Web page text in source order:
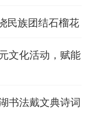
民族团结石榴花
文化活动，赋能
书法戴文典诗词